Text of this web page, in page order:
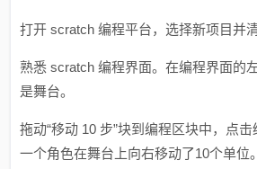
打开 scratch 编程平台，选择新项目并
熟悉 scratch 编程界面。在编程界面的
是舞台。
拖动“移动 10 步”块到编程区块中，点
一个角色在舞台上向右移动了10个单位。